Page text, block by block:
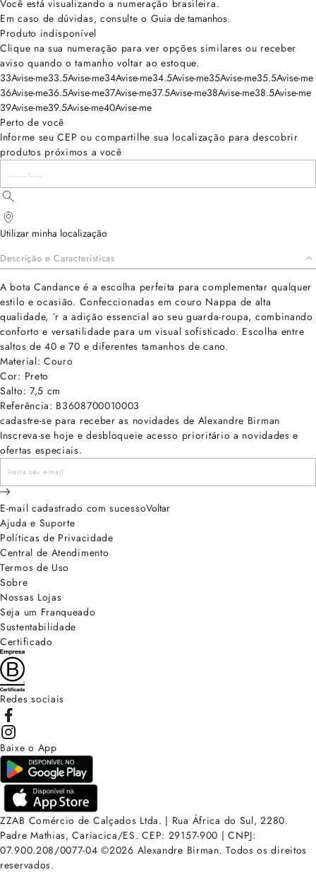
Você está visualizando a numeração brasileira.
Em caso de dúvidas, consulte o Guia de tamanhos.
Produto indisponível
Clique na sua numeração para ver opções similares ou receber
aviso quando o tamanho voltar ao estoque.
33Avise-me33.5Avise-me34Avise-me34.5Avise-me35Avise-me35.5Avise-me
36Avise-me36.5Avise-me37Avise-me37.5Avise-me38Avise-me38.5Avise-me
39Avise-me39.5Avise-me40Avise-me
Perto de você
Informe seu CEP ou compartilhe sua localização para descobrir
produtos próximos a você
Utilizar minha localização
Descrição e Características
A bota Candance é a escolha perfeita para complementar qualquer
estilo e ocasião. Confeccionadas em couro Nappa de alta
qualidade, ´r a adição essencial ao seu guarda-roupa, combinando
conforto e versatilidade para um visual sofisticado. Escolha entre
saltos de 40 e 70 e diferentes tamanhos de cano.
Material: Couro
Cor: Preto
Salto: 7,5 cm
Referência: B3608700010003
cadastre-se para receber as novidades de Alexandre Birman
Inscreva-se hoje e desbloqueie acesso prioritário a novidades e
ofertas especiais.
E-mail cadastrado com sucessoVoltar
Ajuda e Suporte
Políticas de Privacidade
Central de Atendimento
Termos de Uso
Sobre
Nossas Lojas
Seja um Franqueado
Sustentabilidade
Certificado
Redes sociais
Baixe o App
ZZAB Comércio de Calçados Ltda. | Rua África do Sul, 2280.
Padre Mathias, Cariacica/ES. CEP: 29157-900 | CNPJ:
07.900.208/0077-04 ©2026 Alexandre Birman. Todos os direitos
reservados.